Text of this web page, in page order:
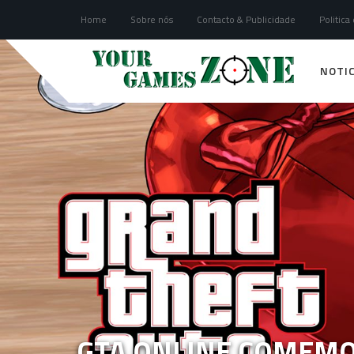
Home Sobre nós Contacto & Publicidade Politica